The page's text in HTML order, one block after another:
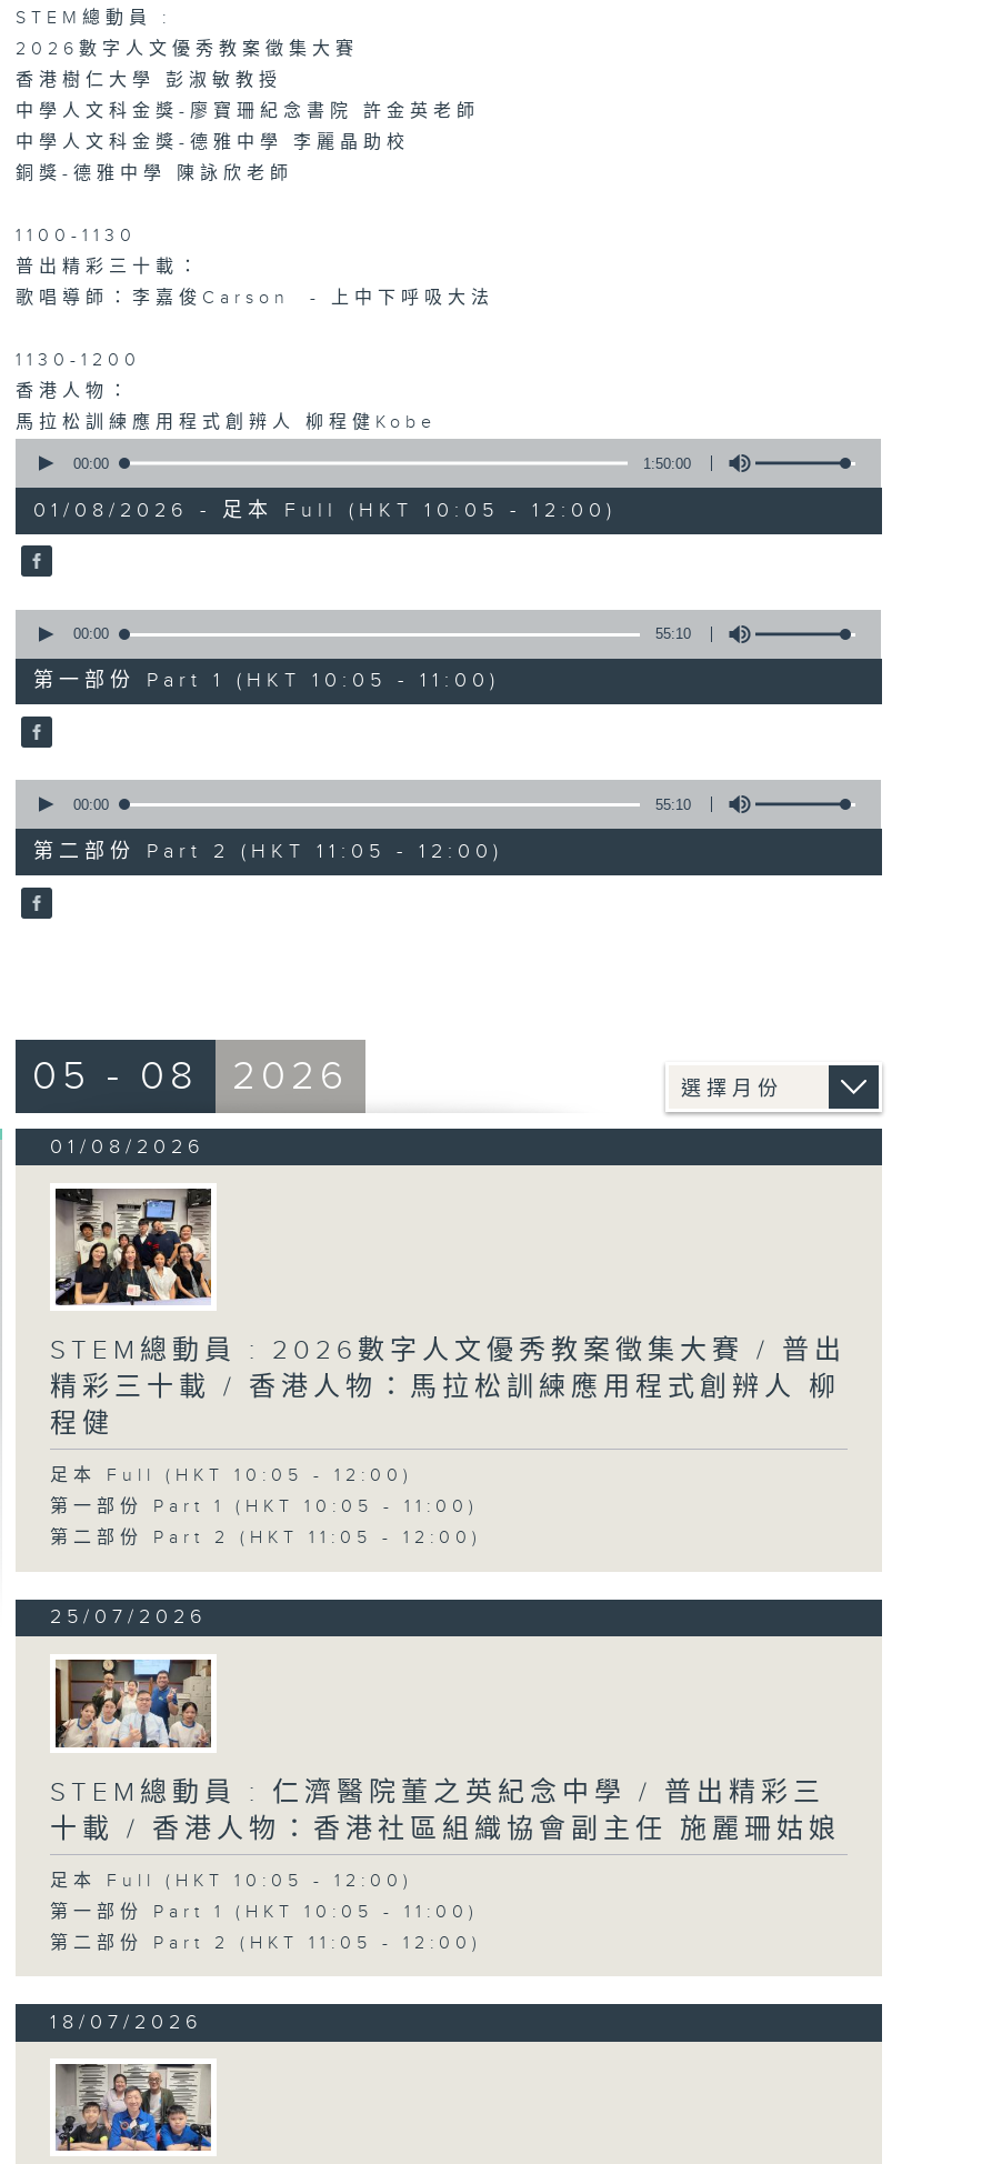
STEM總動員 :
2026數字人文優秀教案徵集大賽
香港樹仁大學 彭淑敏教授
中學人文科金獎-廖寶珊紀念書院 許金英老師
中學人文科金獎-德雅中學 李麗晶助校
銅獎-德雅中學 陳詠欣老師
1100-1130
普出精彩三十載：
歌唱導師：李嘉俊Carson - 上中下呼吸大法
1130-1200
香港人物：
馬拉松訓練應用程式創辨人 柳程健Kobe
seconds
hour,
50
minutes,
0
90%
00:00 1:50:00
01/08/2026 - 足本 Full (HKT 10:05 - 12:00)
seconds
55
minutes,
10
seconds
90%
00:00 55:10
第一部份 Part 1 (HKT 10:05 - 11:00)
seconds
55
minutes,
10
seconds
90%
00:00 55:10
第二部份 Part 2 (HKT 11:05 - 12:00)
05 - 08 2026
01/08/2026
STEM總動員 : 2026數字人文優秀教案徵集大賽 / 普出
精彩三十載 / 香港人物：馬拉松訓練應用程式創辨人 柳
程健
足本 Full (HKT 10:05 - 12:00)
第一部份 Part 1 (HKT 10:05 - 11:00)
第二部份 Part 2 (HKT 11:05 - 12:00)
25/07/2026
STEM總動員 : 仁濟醫院董之英紀念中學 / 普出精彩三
十載 / 香港人物：香港社區組織協會副主任 施麗珊姑娘
足本 Full (HKT 10:05 - 12:00)
第一部份 Part 1 (HKT 10:05 - 11:00)
第二部份 Part 2 (HKT 11:05 - 12:00)
18/07/2026